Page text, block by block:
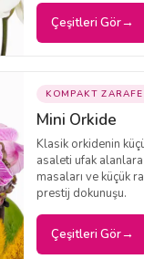
Çeşitleri Gör
KOMPAKT
Mini Orkide
Klasik orkidenin
asaleti ufak alanlara
masaları ve küçük
prestij dokunuşu.
Çeşitleri Gör